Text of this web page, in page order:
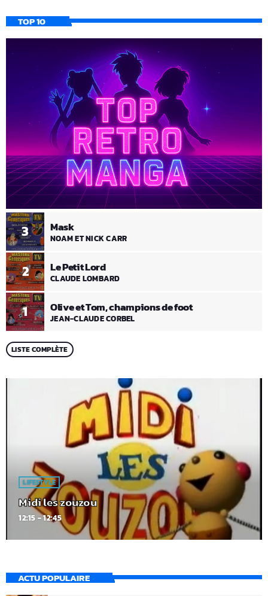
TOP 10
1 Olive et Tom, champions de foot
JEAN-CLAUDE CORBEL
2 Le Petit Lord
CLAUDE LOMBARD
3 Mask
NOAM ET NICK CARR
LISTE COMPLÈTE
LIFESTYLE
Midi les zouzou
12:15 - 12:45
ACTU POPULAIRE